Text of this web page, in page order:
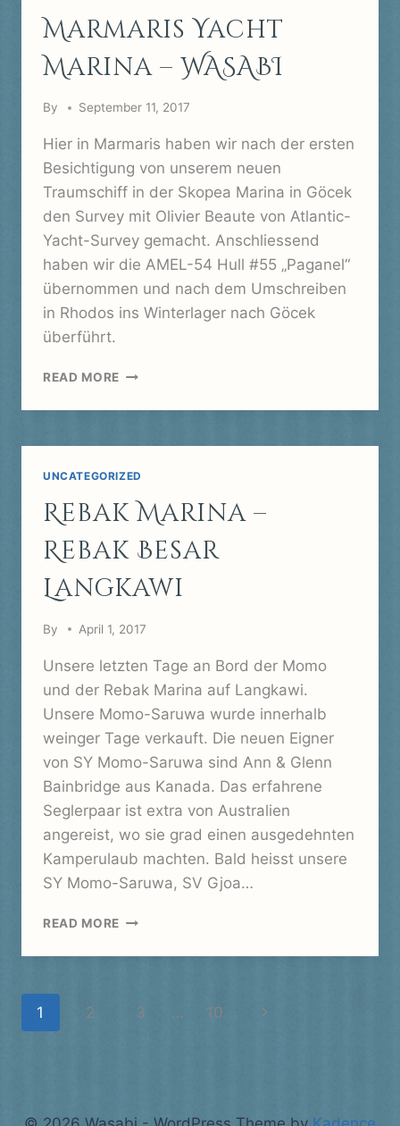
Marmaris Yacht
Marina – WASABI
By September 11, 2017
Hier in Marmaris haben wir nach der ersten
Besichtigung von unserem neuen
Traumschiff in der Skopea Marina in Göcek
den Survey mit Olivier Beaute von Atlantic-
Yacht-Survey gemacht. Anschliessend
haben wir die AMEL-54 Hull #55 „Paganel“
übernommen und nach dem Umschreiben
in Rhodos ins Winterlager nach Göcek
überführt.
READ MORE MARMARIS
MARINA
WASABI
UNCATEGORIZED
Rebak Marina –
Rebak Besar
Langkawi
By April 1, 2017
Unsere letzten Tage an Bord der Momo
und der Rebak Marina auf Langkawi.
Unsere Momo-Saruwa wurde innerhalb
weinger Tage verkauft. Die neuen Eigner
von SY Momo-Saruwa sind Ann & Glenn
Bainbridge aus Kanada. Das erfahrene
Seglerpaar ist extra von Australien
angereist, wo sie grad einen ausgedehnten
Kamperulaub machten. Bald heisst unsere
SY Momo-Saruwa, SV Gjoa…
READ MORE REBAK
–
LANGKAWI
Page
1 2 3 … 10
Next